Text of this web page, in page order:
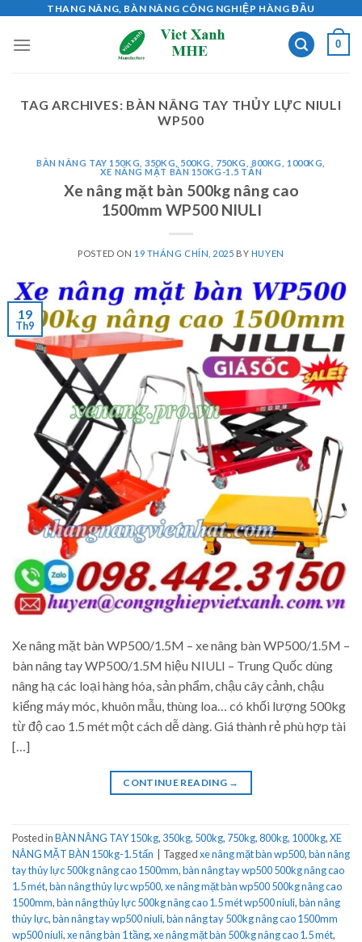
content
THANG NÂNG, BÀN NÂNG CÔNG NGHIỆP HÀNG ĐẦU
0
TAG ARCHIVES: BÀN NÂNG TAY THỦY LỰC NIULI
WP500
BÀN NÂNG TAY 150KG, 350KG, 500KG, 750KG, 800KG, 1000KG
XE NÂNG MẶT BÀN 150KG-1.5 TẤN
Xe nâng mặt bàn 500kg nâng cao
1500mm WP500 NIULI
POSTED ON 19 THÁNG CHÍN, 2025 BY HUYEN
19
Th9
Xe nâng mặt bàn WP500/1.5M – xe nâng bàn WP500/1.5M –
bàn nâng tay WP500/1.5M hiệu NIULI – Trung Quốc dùng
nâng hạ các loại hàng hóa, sản phẩm, chậu cây cảnh, chậu
kiểng máy móc, khuôn mẫu, thùng loa… có khối lượng 500kg
từ độ cao 1.5 mét một cách dễ dàng. Giá thành rẻ phù hợp tài
[…]
CONTINUE READING →
Posted inBÀN NÂNG TAY 150kg, 350kg, 500kg, 750kg, 800kg, 1000kg,XE
NÂNG MẶT BÀN 150kg-1.5 tấn
Taggedxe nâng mặt bàn wp500,bàn nâng
tay thủy lực 500kg nâng cao 1500mm,bàn nâng tay wp500 500kg nâng cao
1.5 mét,bàn nâng thủy lực wp500,xe nâng mặt bàn wp500 500kg nâng cao
1500mm,bàn nâng thủy lực 500kg nâng cao 1.5 mét wp500 niuli,bàn nâng
thủy lực,bàn nâng tay wp500 niuli,bàn nâng tay 500kg nâng cao 1500mm
wp500 niuli,xe nâng bàn 1 tầng,xe nâng mặt bàn 500kg nâng cao 1.5 mét,